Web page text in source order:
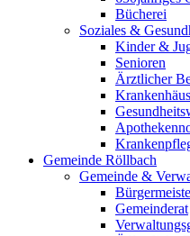
Bücherei
Soziales &
Kinder &
Senioren
Ärztlicher
Gemeinde Röllbach
Gemeinde &
Gemeinderat